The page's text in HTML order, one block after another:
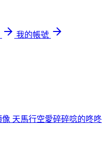
我的帳號
天馬行空愛碎碎唸的咚咚